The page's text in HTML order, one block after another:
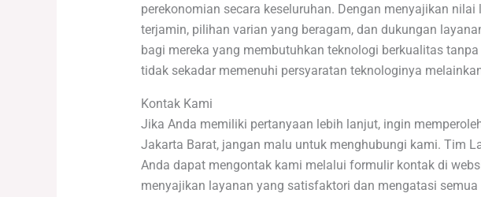
perekonomian secara keseluruhan. Dengan menyajikan
terjamin, pilihan varian yang beragam, dan dukungan
bagi mereka yang membutuhkan teknologi berkualitas
tidak sekadar memenuhi persyaratan teknologinya
Kontak Kami
Jika Anda memiliki pertanyaan lebih lanjut, ingin
Jakarta Barat, jangan malu untuk menghubungi kami. Tim
Anda dapat mengontak kami melalui formulir kontak di
menyajikan layanan yang satisfaktori dan mengatasi